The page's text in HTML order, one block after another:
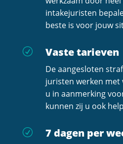
intakejuristen
beste is voor jouw
R Vaste tarieven
De aangesloten
juristen werken met
u in aanmerking
kunnen zij u ook
R 7 dagen per